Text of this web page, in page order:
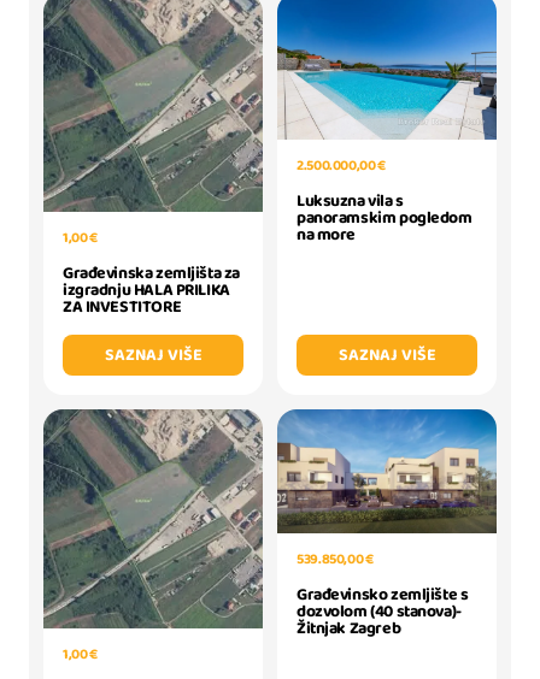
1,00 €
Građevinska zemljišta za
izgradnju HALA PRILIKA
ZA INVESTITORE
SAZNAJ VIŠE
2.500.000,00 €
Luksuzna vila s
panoramskim pogledom
na more
SAZNAJ VIŠE
1,00 €
539.850,00 €
Građevinsko zemljište s
dozvolom (40 stanova)-
Žitnjak Zagreb